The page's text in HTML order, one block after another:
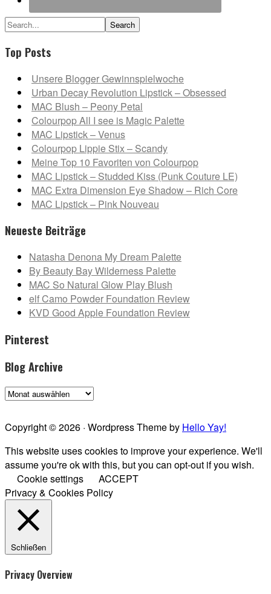
Search...
Top Posts
Unsere Blogger Gewinnspielwoche
Urban Decay Revolution Lipstick – Obsessed
MAC Blush – Peony Petal
Colourpop All I see is Magic Palette
MAC Lipstick – Venus
Colourpop Lippie Stix – Scandy
Meine Top 10 Favoriten von Colourpop
MAC Lipstick – Studded Kiss (Punk Couture LE)
MAC Extra Dimension Eye Shadow – Rich Core
MAC Lipstick – Pink Nouveau
Neueste Beiträge
Natasha Denona My Dream Palette
By Beauty Bay Wilderness Palette
MAC So Natural Glow Play Blush
elf Camo Powder Foundation Review
KVD Good Apple Foundation Review
Pinterest
Blog Archive
Blog
Copyright © 2026 · Wordpress Theme by Hello Yay!
This website uses cookies to improve your experience. We'll
assume you're ok with this, but you can opt-out if you wish.
Cookie settings
ACCEPT
Privacy & Cookies Policy
Schließen
Privacy Overview